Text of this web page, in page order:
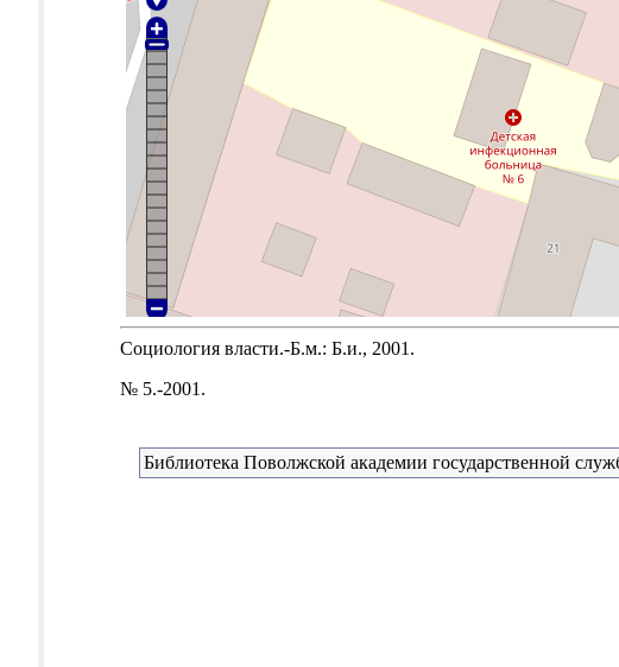
Социология власти.-Б.м.: Б.и., 2001.
№ 5.-2001.
Библиотека Поволжской академии государственной